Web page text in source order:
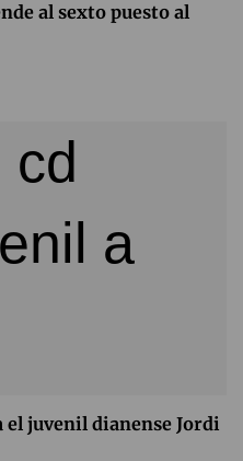
al sexto puesto al
el juvenil dianense Jordi